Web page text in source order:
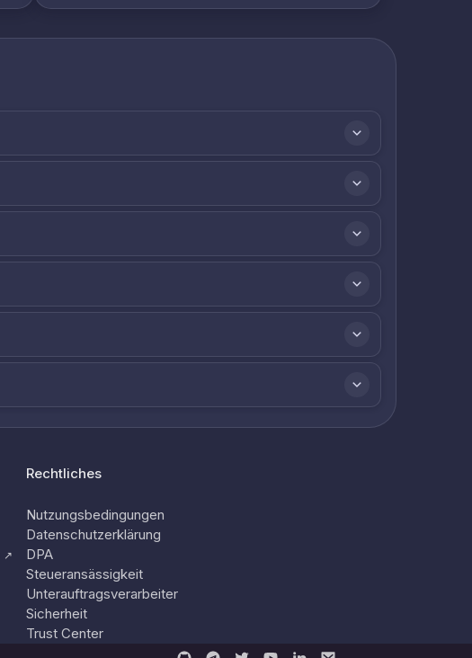
↗
Rechtliches
Nutzungsbedingungen
Datenschutzerklärung
DPA
Steueransässigkeit
Unterauftragsverarbeiter
Sicherheit
Trust Center